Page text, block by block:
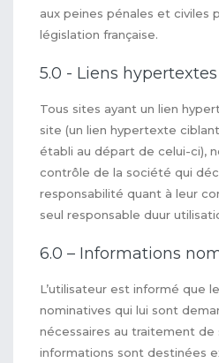
aux peines pénales et civiles
législation française.
5.0 - Liens hypertextes
Tous sites ayant un lien
site (un lien hypertexte
établi au départ de celui-ci),
contrôle de la société qui
responsabilité quant à leur
seul responsable duur
6.0 – Informations
L’utilisateur est informé que
nominatives qui lui sont
nécessaires au traitement de
informations sont destinées